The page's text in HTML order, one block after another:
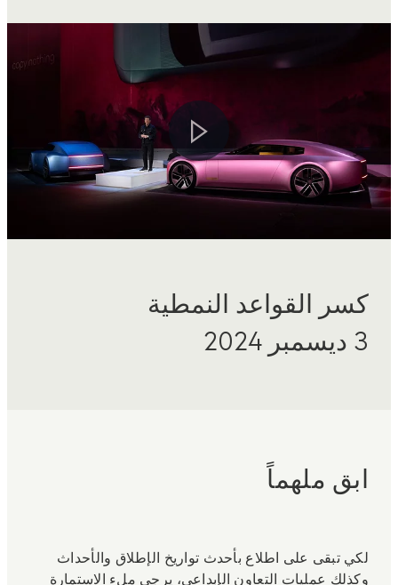
كسر القواعد النمطية
3 ديسمبر 2024
ابق ملهماً
لكي تبقى على اطلاع بأحدث تواريخ الإطلاق والأحداث
وكذلك عمليات التعاون الإبداعي، يرجى ملء الاستمارة